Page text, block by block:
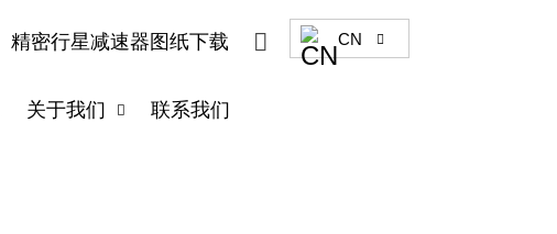
精密行星减速器图纸下载
关于我们  联系我们
 CN 